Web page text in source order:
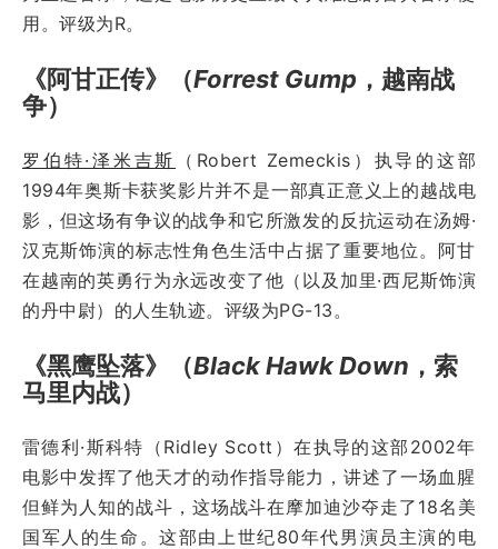
用。评级为R。
《阿甘正传》（Forrest Gump ，越南战
争）
罗伯特·泽米吉斯
（Robert Zemeckis）执导的这部
1994年奥斯卡获奖影片并不是一部真正意义上的越战电
影，但这场有争议的战争和它所激发的反抗运动在汤姆·
汉克斯饰演的标志性角色生活中占据了重要地位。阿甘
在越南的英勇行为永远改变了他（以及加里·西尼斯饰演
的丹中尉）的人生轨迹。评级为PG-13。
《黑鹰坠落》（Black Hawk Down ，索
马里内战）
雷德利·斯科特（Ridley Scott）在执导的这部2002年
电影中发挥了他天才的动作指导能力，讲述了一场血腥
但鲜为人知的战斗，这场战斗在摩加迪沙夺走了18名美
国军人的生命。这部由上世纪80年代男演员主演的电